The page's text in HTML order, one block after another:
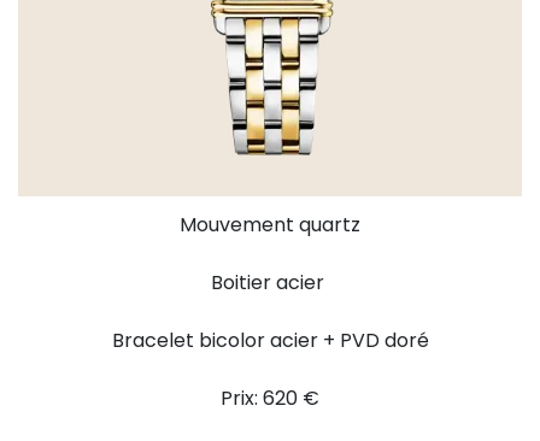
Mouvement quartz
Boitier acier
Bracelet bicolor acier + PVD doré
Prix: 620 €